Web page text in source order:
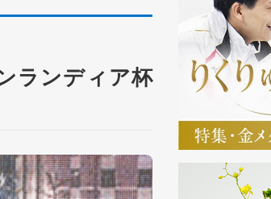
ランディア杯